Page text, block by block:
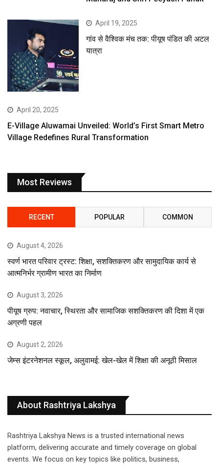
April 19, 2025
गांव से वैश्विक मंच तक: पीयूष पंडित की अटल
यात्रा
April 20, 2025
E-Village Aluwamai Unveiled: World’s First Smart Metro
Village Redefines Rural Transformation
Most Reviews
RECENT POPULAR COMMON
August 4, 2026
स्वर्ण भारत परिवार ट्रस्ट: शिक्षा, सशक्तिकरण और सामुदायिक कार्य से
आत्मनिर्भर ग्रामीण भारत का निर्माण
August 3, 2026
पीयूष ग्रुप: नवाचार, स्थिरता और सामाजिक सशक्तिकरण की दिशा में एक
अग्रणी पहल
August 2, 2026
जेम्स इंटरनेशनल स्कूल, अलुवामई: खेल-खेल में शिक्षा की अनूठी मिसाल
About Rashtriya Lakshya
Rashtriya Lakshya News is a trusted international news
platform, delivering accurate and timely coverage on global
events. We focus on key topics like politics, business,